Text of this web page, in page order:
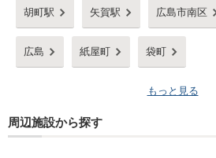
胡町駅 矢賀駅 広島市南区
広島 紙屋町 袋町
もっと見る
周辺施設から探す